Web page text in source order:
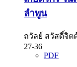
ลำพูน
ถวัลย์ สวัสดิ์จิต
27-36
PDF